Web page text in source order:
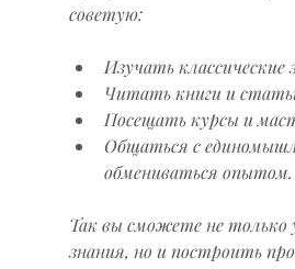
советую:
Изучать классические
Читать книги и
Посещать курсы и
Общаться с
обмениваться опытом.
Так вы сможете не только
знания, но и построить